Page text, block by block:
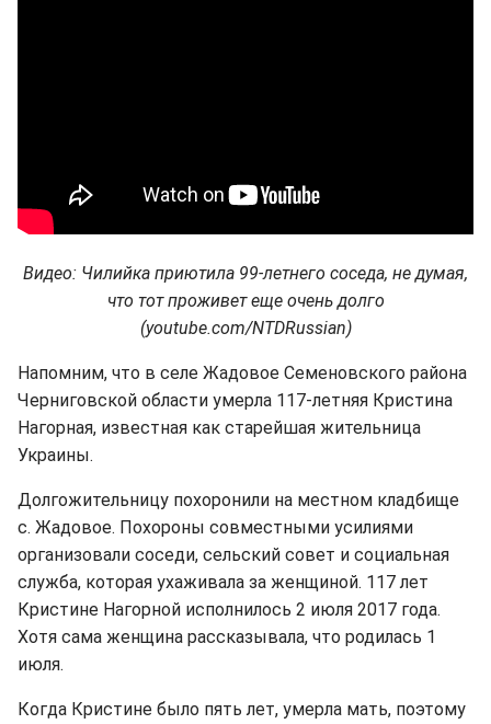
Видео: Чилийка приютила 99-летнего соседа, не думая,
что тот проживет еще очень долго
(youtube.com/NTDRussian)
Напомним, что в селе Жадовое Семеновского района
Черниговской области умерла 117-летняя Кристина
Нагорная, известная как старейшая жительница
Украины.
Долгожительницу похоронили на местном кладбище
с. Жадовое. Похороны совместными усилиями
организовали соседи, сельский совет и социальная
служба, которая ухаживала за женщиной. 117 лет
Кристине Нагорной исполнилось 2 июля 2017 года.
Хотя сама женщина рассказывала, что родилась 1
июля.
Когда Кристине было пять лет, умерла мать, поэтому